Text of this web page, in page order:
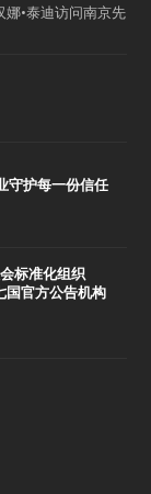
娜•泰迪访问南京先
守护每一份信任
标准化组织
国官方公告机构